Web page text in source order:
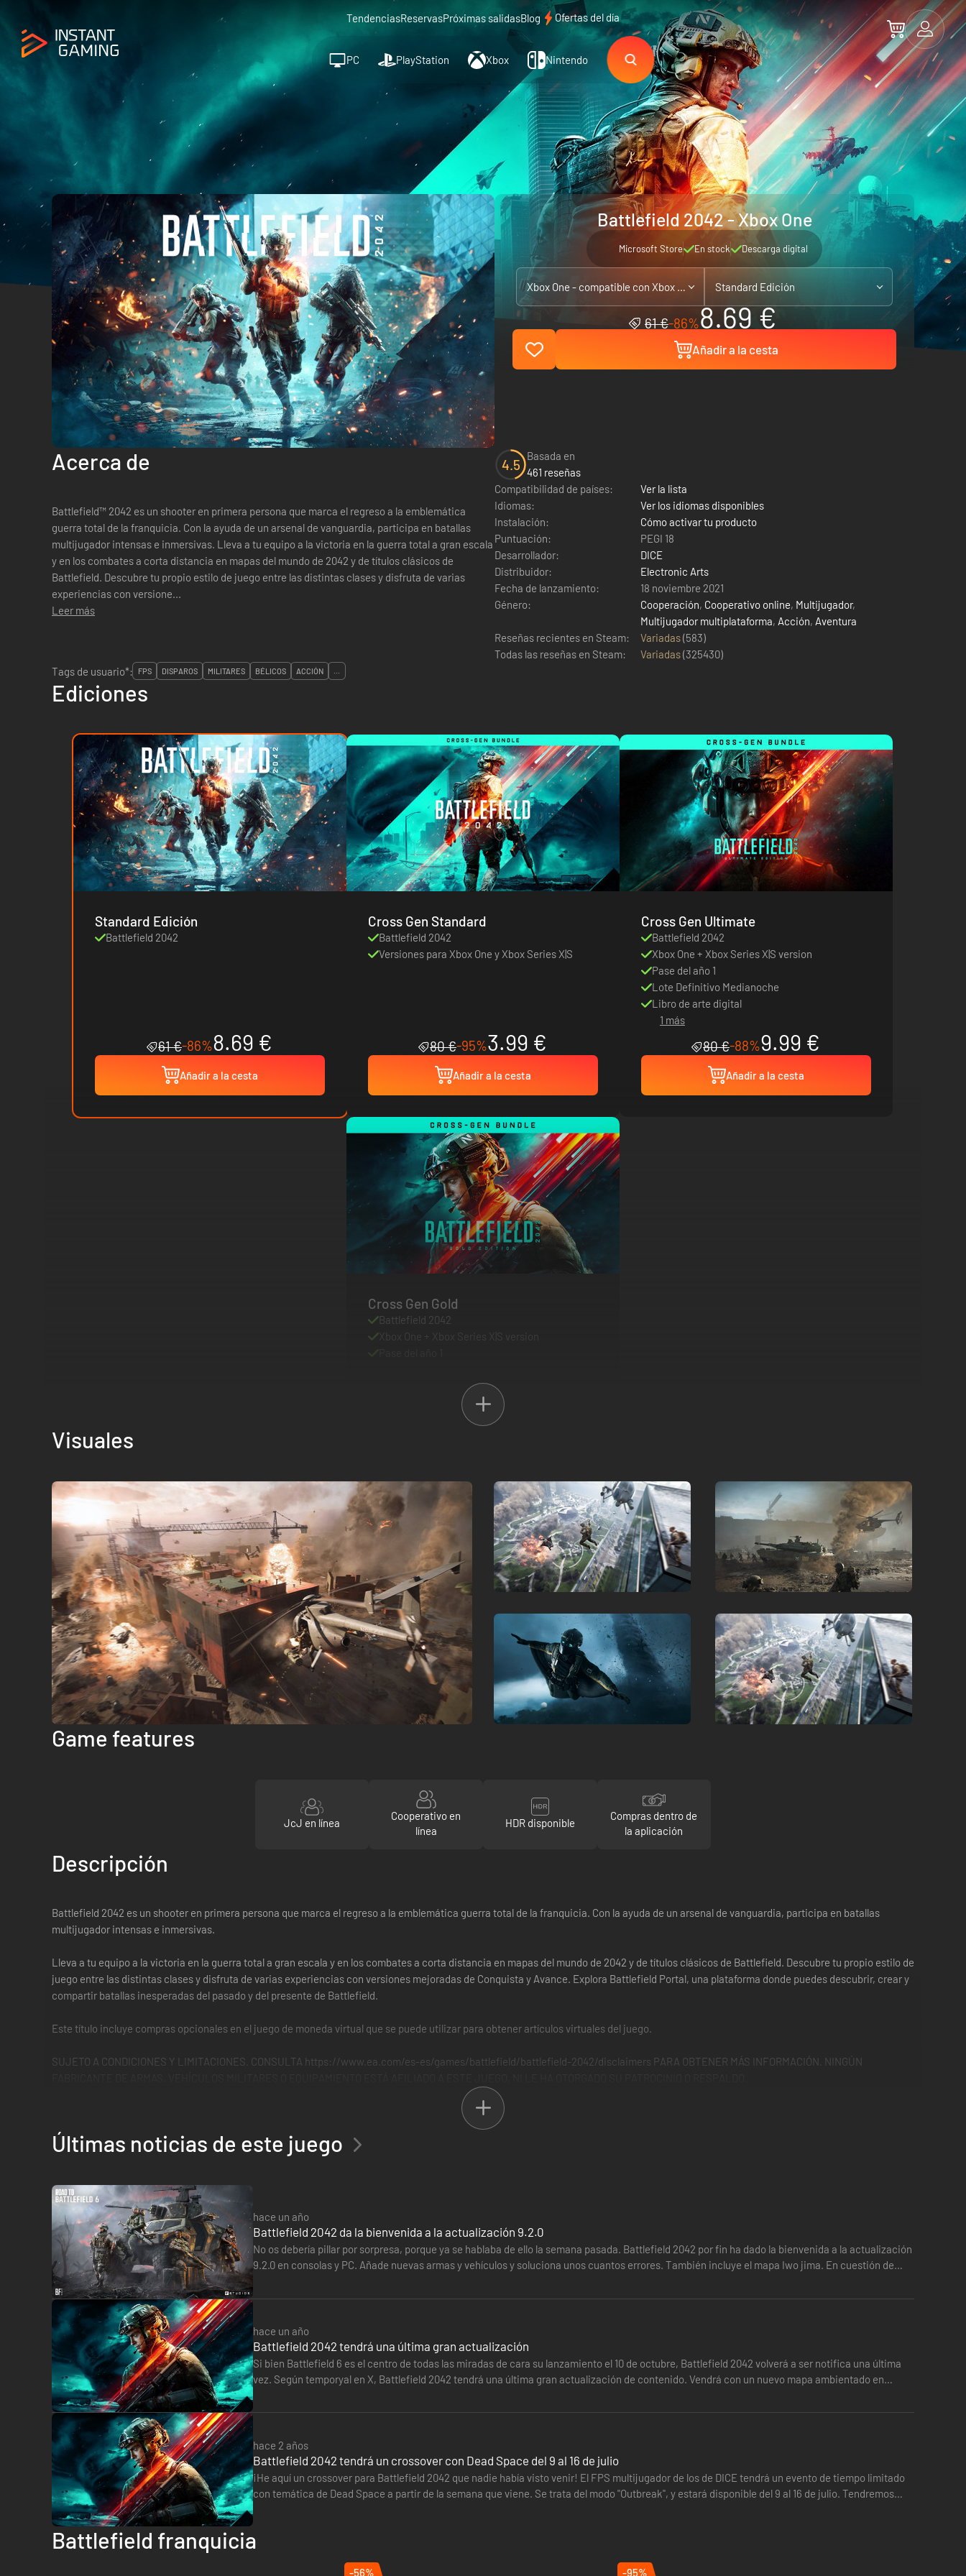
TendenciasReservasPróximas salidasBlog Ofertas del día
PC PlayStation Xbox Nintendo
Battlefield 2042 - Xbox One
Microsoft Store En stock Descarga digital
Xbox One - compatible con Xbox Series X|S Standard Edición
61 €-86%8.69 €
Añadir a la cesta
Acerca de
Battlefield™ 2042 es un shooter en primera persona que marca el regreso a la emblemática
guerra total de la franquicia. Con la ayuda de un arsenal de vanguardia, participa en batallas
multijugador intensas e inmersivas. Lleva a tu equipo a la victoria en la guerra total a gran escala
y en los combates a corta distancia en mapas del mundo de 2042 y de títulos clásicos de
Battlefield. Descubre tu propio estilo de juego entre las distintas clases y disfruta de varias
experiencias con versione...
Leer más
4.5
Basada en
461 reseñas
Compatibilidad de países:
Ver la lista
Idiomas:
Ver los idiomas disponibles
Instalación:
Cómo activar tu producto
Puntuación:
PEGI 18
Desarrollador:
DICE
Distribuidor:
Electronic Arts
Fecha de lanzamiento:
18 noviembre 2021
Género:
Cooperación, Cooperativo online, Multijugador,
Multijugador multiplataforma, Acción, Aventura
Reseñas recientes en Steam:
Variadas(583)
Todas las reseñas en Steam:
Variadas(325430)
Tags de usuario*:
FPS DISPAROS MILITARES BÉLICOS ACCIÓN ...
Ediciones
Standard Edición
Battlefield 2042
61 €-86%8.69 €
Añadir a la cesta
Cross Gen Standard
Battlefield 2042
Versiones para Xbox One y Xbox Series X|S
80 €-95%3.99 €
Añadir a la cesta
Cross Gen Ultimate
Battlefield 2042
Xbox One + Xbox Series X|S version
Pase del año 1
Lote Definitivo Medianoche
Libro de arte digital
1 más
80 €-88%9.99 €
Añadir a la cesta
Cross Gen Gold
Battlefield 2042
Xbox One + Xbox Series X|S version
Visuales
Game features
JcJ en línea
Cooperativo en
línea
HDR disponible
Compras dentro de
la aplicación
Descripción
Battlefield 2042 es un shooter en primera persona que marca el regreso a la emblemática guerra total de la franquicia. Con la ayuda de un arsenal de vanguardia, participa en batallas
multijugador intensas e inmersivas.
Lleva a tu equipo a la victoria en la guerra total a gran escala y en los combates a corta distancia en mapas del mundo de 2042 y de títulos clásicos de Battlefield. Descubre tu propio estilo de
juego entre las distintas clases y disfruta de varias experiencias con versiones mejoradas de Conquista y Avance. Explora Battlefield Portal, una plataforma donde puedes descubrir, crear y
compartir batallas inesperadas del pasado y del presente de Battlefield.
Este título incluye compras opcionales en el juego de moneda virtual que se puede utilizar para obtener artículos virtuales del juego.
SUJETO A CONDICIONES Y LIMITACIONES. CONSULTA https://www.ea.com/es-es/games/battlefield/battlefield-2042/disclaimers PARA OBTENER MÁS INFORMACIÓN. NINGÚN
Últimas noticias de este juego
hace un año
Battlefield 2042 da la bienvenida a la actualización 9.2.0
No os debería pillar por sorpresa, porque ya se hablaba de ello la semana pasada. Battlefield 2042 por fin ha dado la bienvenida a la actualización
9.2.0 en consolas y PC. Añade nuevas armas y vehículos y soluciona unos cuantos errores. También incluye el mapa Iwo jima. En cuestión de
hace un año
Battlefield 2042 tendrá una última gran actualización
Si bien Battlefield 6 es el centro de todas las miradas de cara su lanzamiento el 10 de octubre, Battlefield 2042 volverá a ser notifica una última
vez. Según temporyal en X, Battlefield 2042 tendrá una última gran actualización de contenido. Vendrá con un nuevo mapa ambientado en
hace 2 años
Battlefield 2042 tendrá un crossover con Dead Space del 9 al 16 de julio
¡He aquí un crossover para Battlefield 2042 que nadie había visto venir! El FPS multijugador de los de DICE tendrá un evento de tiempo limitado
con temática de Dead Space a partir de la semana que viene. Se trata del modo "Outbreak", y estará disponible del 9 al 16 de julio. Tendremos
Battlefield franquicia
-56% -95%